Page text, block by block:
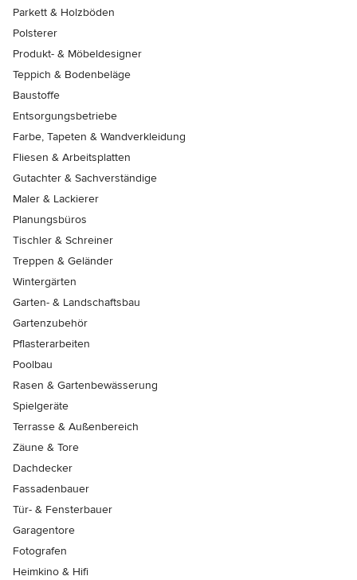
Parkett & Holzböden
Polsterer
Produkt- & Möbeldesigner
Teppich & Bodenbeläge
Baustoffe
Entsorgungsbetriebe
Farbe, Tapeten & Wandverkleidung
Fliesen & Arbeitsplatten
Gutachter & Sachverständige
Maler & Lackierer
Planungsbüros
Tischler & Schreiner
Treppen & Geländer
Wintergärten
Garten- & Landschaftsbau
Gartenzubehör
Pflasterarbeiten
Poolbau
Rasen & Gartenbewässerung
Spielgeräte
Terrasse & Außenbereich
Zäune & Tore
Dachdecker
Fassadenbauer
Tür- & Fensterbauer
Garagentore
Fotografen
Heimkino & Hifi